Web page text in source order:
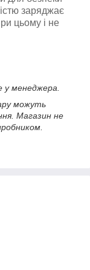
заряджає
цьому і не
у менеджера.
можуть
Магазин не